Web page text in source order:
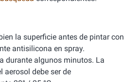
la superficie antes de pintar con
antisilicona en spray.
durante algunos minutos. La
aerosol debe ser de